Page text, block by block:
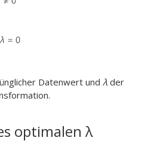
Datenwert und λder
optimalen λ